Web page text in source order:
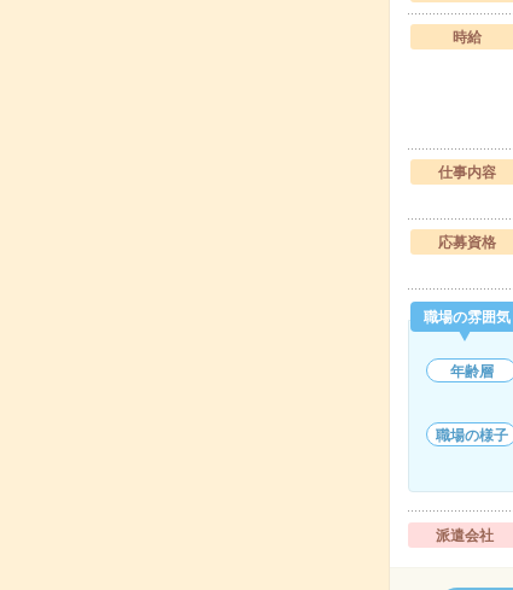
時給
仕事内容
応募資格
職場の雰囲気
年齢層
職場の様子
派遣会社